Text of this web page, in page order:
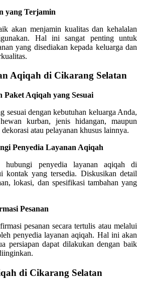
yang Terjamin
akan menjamin kualitas dan kehalalan
Hal ini sangat penting untuk
yang disediakan kepada keluarga dan
Aqiqah di Cikarang Selatan
Aqiqah yang Sesuai
sesuai dengan kebutuhan keluarga Anda,
kurban, jenis hidangan, maupun
atau pelayanan khusus lainnya.
Penyedia Layanan Aqiqah
hubungi penyedia layanan aqiqah di
kontak yang tersedia. Diskusikan detail
lokasi, dan spesifikasi tambahan yang
Pesanan
pesanan secara tertulis atau melalui
penyedia layanan aqiqah. Hal ini akan
persiapan dapat dilakukan dengan baik
di Cikarang Selatan